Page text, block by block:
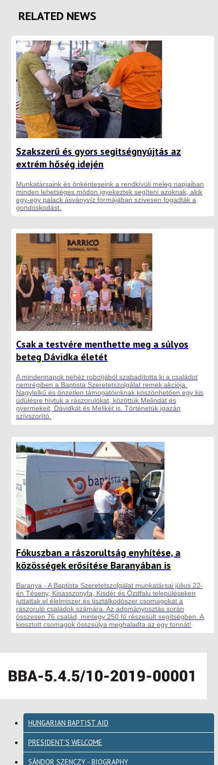
RELATED NEWS
Szakszerű és gyors segítségnyújtás az
extrém hőség idején
Munkatársaink és önkénteseink a rendkívüli meleg napjaiban
minden lehetséges módon igyekeztek segíteni azoknak, akik
egy-egy palack ásványvíz formájában szívesen fogadták a
gondoskodást.
Csak a testvére menthette meg a súlyos
beteg Dávidka életét
A mindennapok nehéz robotjából szabadította ki a családot
nemrégiben a Baptista Szeretetszolgálat remek akciója.
Nagylelkű és önzetlen támogatóinknak köszönhetően egy kis
üdülésre hívtuk a rászorulókat, közöttük Melindát és
gyermekeit, Dávidkát és Melikét is. Történetük igazán
szívszorító.
Fókuszban a rászorultság enyhítése, a
közösségek erősítése Baranyában is
Baranya - A Baptista Szeretetszolgálat munkatársai július 22-
én Téseny, Kisasszonyfa, Kisdér és Ózdfalu településeken
juttattak el élelmiszer és tisztálkodószer csomagokat a
rászoruló családok számára. Az adományosztás során
összesen 76 család, mintegy 250 fő részesült segítségben. A
kiosztott csomagok összsúlya meghaladta az egy tonnát!
HUNGARIAN BAPTIST AID
PRESIDENT'S WELCOME
SÁNDOR SZENCZY - BIOGRAPHY